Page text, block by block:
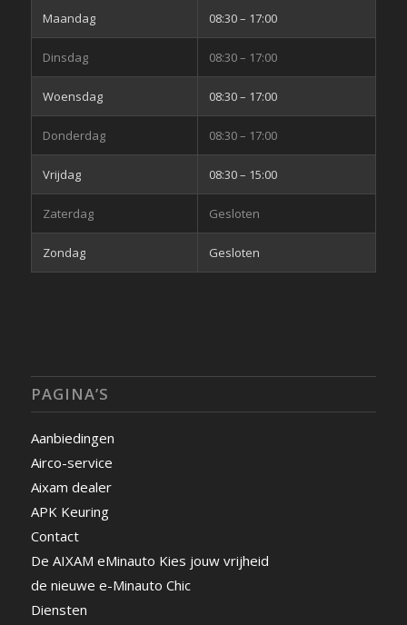
Maandag 08:30– 17:00
Dinsdag 08:30– 17:00
Woensdag 08:30– 17:00
Donderdag 08:30– 17:00
Vrijdag 08:30– 15:00
Zaterdag Gesloten
Zondag Gesloten
PAGINA’S
Aanbiedingen
Airco-service
Aixam dealer
APK Keuring
Contact
De AIXAM eMinauto Kies jouw vrijheid
de nieuwe e-Minauto Chic
Diensten